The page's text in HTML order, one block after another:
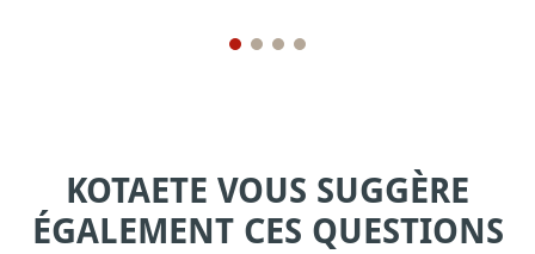
KOTAETE VOUS SUGGÈRE
ÉGALEMENT CES QUESTIONS